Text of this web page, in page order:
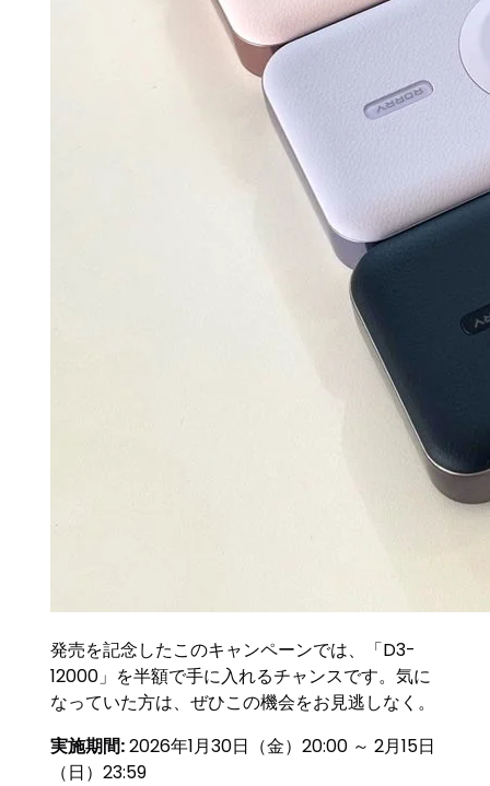
発売を記念したこのキャンペーンでは、「D3-
12000」を半額で手に入れるチャンスです。気に
なっていた方は、ぜひこの機会をお見逃しなく。
実施期間:2026年1月30日（金）20:00 ～ 2月15日
（日）23:59